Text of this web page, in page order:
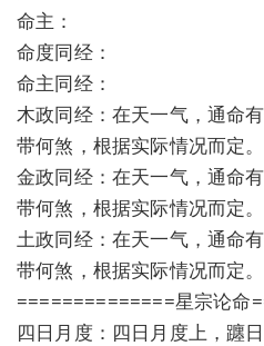
命主：
命度同经：
命主同经：
木政同经：在天一气，通命
带何煞，根据实际情况而定。
金政同经：在天一气，通命
带何煞，根据实际情况而定。
土政同经：在天一气，通命
带何煞，根据实际情况而定。
==============星宗论命
四日月度：四日月度上，躔